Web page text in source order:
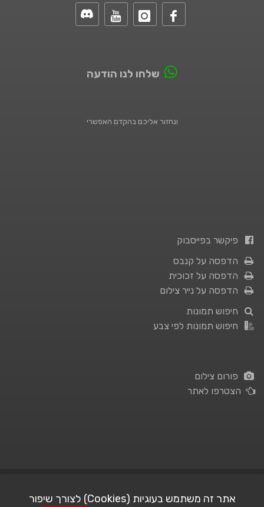
שלחו לנו הודעה
ונחזור אליכם בהקדם האפשרי
פיקשר בפייסבוק
הדפסה על קנבס
הדפסה על זכוכית
הדפסה על נייר צילום
חיפוש תמונות
חיפוש תמונות לפי צבע
פורום צילום
הצטרפו לאתר
אתר זה משתמש בעוגיות (Cookies) לצורך שיפור